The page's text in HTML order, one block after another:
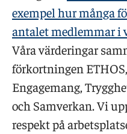
exempel hur många
antalet medlemmar i
Våra värderingar
förkortningen
Engagemang,
och Samverkan. Vi
respekt på